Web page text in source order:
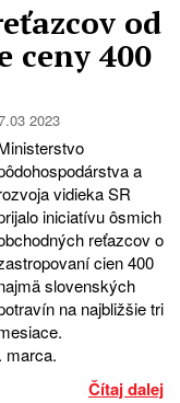
od
ceny 400
2023
a
vidieka SR
iniciatívu ôsmich
reťazcov o
cien 400
slovenských
na najbližšie tri
marca.
Čítaj dalej